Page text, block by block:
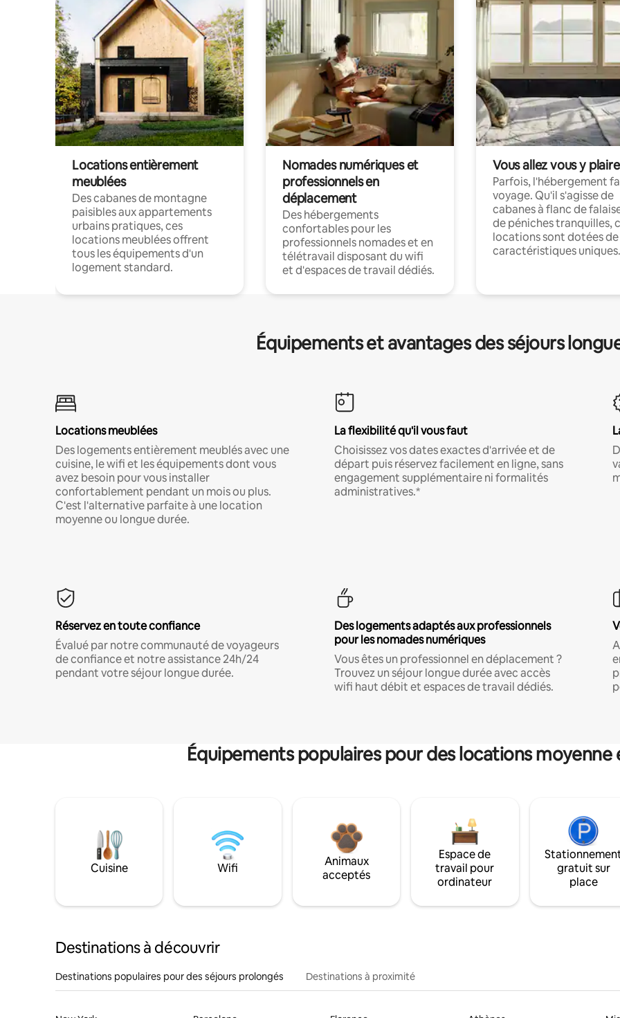
Locations entièrement
meublées
Des cabanes de montagne
paisibles aux appartements
urbains pratiques, ces
locations meublées offrent
tous les équipements d'un
logement standard.
Nomades numériques et
professionnels en
déplacement
Des hébergements
confortables pour les
professionnels nomades et en
télétravail disposant du wifi
et d'espaces de travail dédiés.
Vous allez vous y plaire
Parfois, l'hébergement
voyage. Qu'il s'agisse de
cabanes à flanc de
de péniches tranquilles,
locations sont dotées de
caractéristiques uniques.
Équipements et avantages des séjours
Locations meublées
Des logements entièrement meublés avec une
cuisine, le wifi et les équipements dont vous
avez besoin pour vous installer
confortablement pendant un mois ou plus.
C'est l'alternative parfaite à une location
moyenne ou longue durée.
La flexibilité qu'il vous faut
Choisissez vos dates exactes d'arrivée et de
départ puis réservez facilement en ligne, sans
engagement supplémentaire ni formalités
administratives.*
Réservez en toute confiance
Évalué par notre communauté de voyageurs
de confiance et notre assistance 24h/24
pendant votre séjour longue durée.
Des logements adaptés aux professionnels
pour les nomades numériques
Vous êtes un professionnel en déplacement ?
Trouvez un séjour longue durée avec accès
wifi haut débit et espaces de travail dédiés.
Équipements populaires pour des locations
Cuisine Wifi
Animaux
acceptés
Espace de
travail pour
ordinateur
gratuit sur
place
Destinations à découvrir
Destinations populaires pour des séjours prolongés Destinations à proximité